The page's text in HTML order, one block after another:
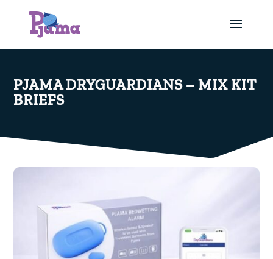
PJAMA DRYGUARDIANS – MIX KIT
BRIEFS